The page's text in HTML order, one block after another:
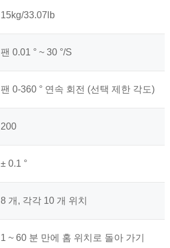
15kg/33.07lb
팬 0.01 ° ~ 30 °/S
팬 0-360 ° 연속 회전 (선택 제한 각도)
200
± 0.1 °
8 개, 각각 10 개 위치
1 ~ 60 분 만에 홈 위치로 돌아 가기